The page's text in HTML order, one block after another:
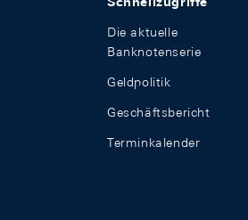
Die aktuelle
Banknotenserie
Geldpolitik
Geschäftsbericht
Terminkalender